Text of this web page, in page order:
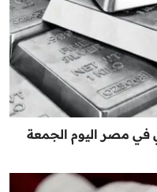
مصر اليوم الجمعة